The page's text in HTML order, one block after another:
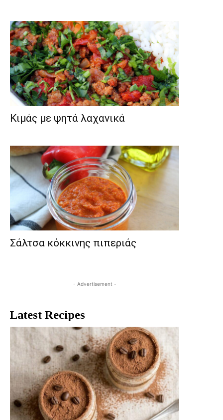
Κιμάς με ψητά λαχανικά
Σάλτσα κόκκινης πιπεριάς
- Advertisement -
Latest Recipes